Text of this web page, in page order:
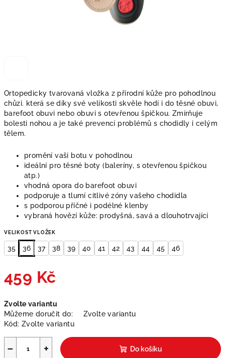
Ortopedicky tvarovaná vložka z přírodní kůže pro pohodlnou
chůzi. která se díky své velikosti skvěle hodí i do těsné obuvi,
barefoot obuvi nebo obuvi s otevřenou špičkou. Zmírňuje
bolesti nohou a je také prevencí problémů s chodidly i celým
tělem.
promění vaši botu v pohodlnou
ideální pro těsné boty (baleríny, s otevřenou špičkou
atp.)
vhodná opora do barefoot obuvi
podporuje a tlumí citlivé zóny vašeho chodidla
s podporou příčné i podélné klenby
vybraná hovězí kůže: prodyšná, savá a dlouhotrvající
VELIKOST VLOŽEK
35 36 37 38 39 40 41 42 43 44 45 46
459 Kč
cena:
Zvolte variantu
Můžeme doručit do:
Zvolte variantu
Kód: Zvolte variantu
+
− Do košíku